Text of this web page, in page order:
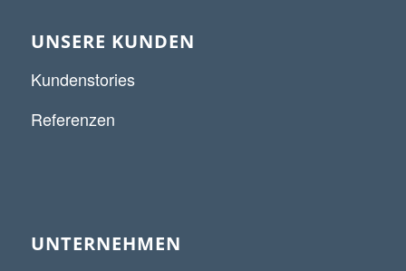
UNSERE KUNDEN
Kundenstories
Referenzen
UNTERNEHMEN